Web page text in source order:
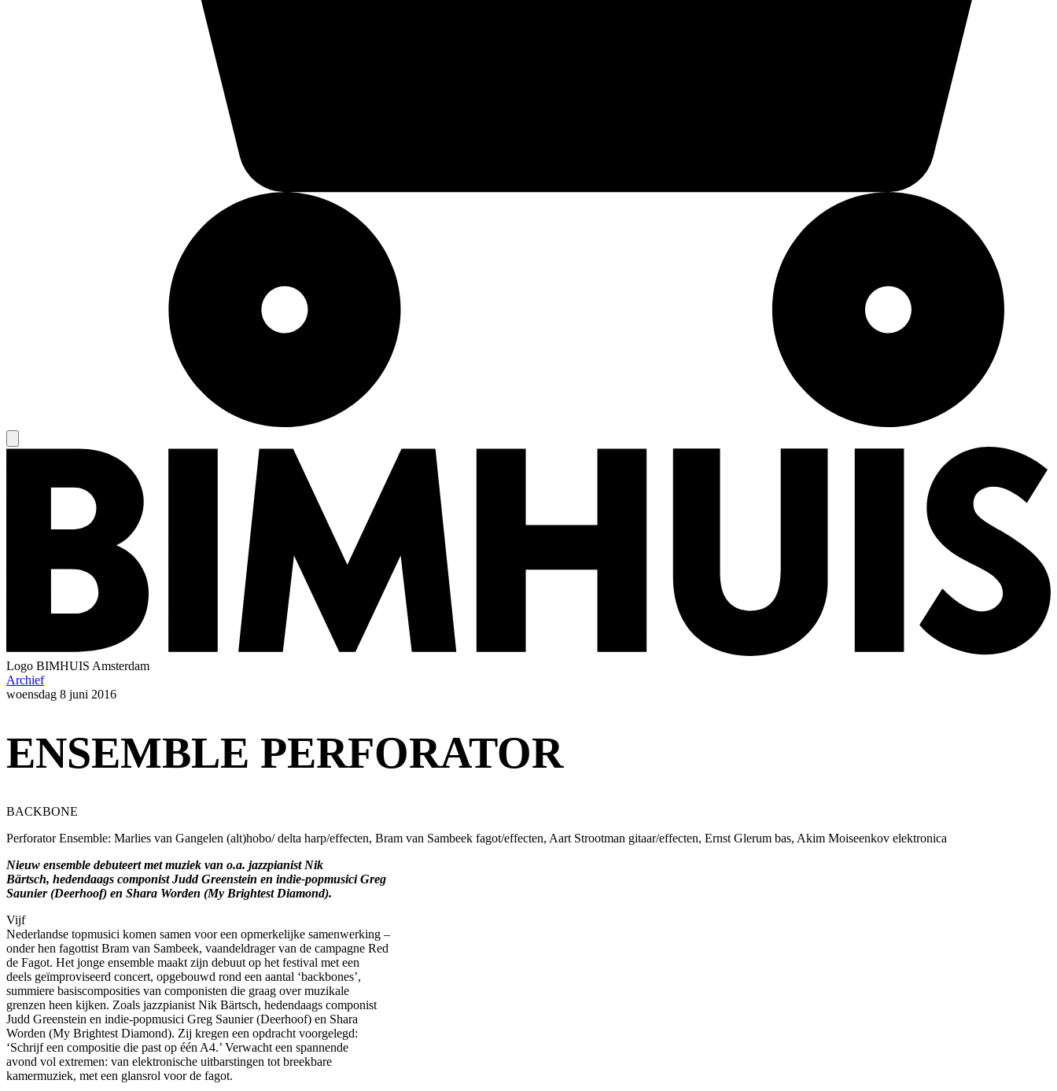
Logo BIMHUIS Amsterdam
Archief
woensdag 8 juni 2016
ENSEMBLE PERFORATOR
BACKBONE
Perforator Ensemble: Marlies van Gangelen (alt)hobo/ delta harp/effecten, Bram van Sambeek fagot/effecten, Aart Strootman gitaar/effecten, Ernst Glerum bas, Akim Moiseenkov elektronica
Nieuw ensemble debuteert met muziek van o.a. jazzpianist Nik
Bärtsch, hedendaags componist Judd Greenstein en indie-popmusici Greg
Saunier (Deerhoof) en Shara Worden (My Brightest Diamond).
Vijf
Nederlandse topmusici komen samen voor een opmerkelijke samenwerking –
onder hen fagottist Bram van Sambeek, vaandeldrager van de campagne Red
de Fagot. Het jonge ensemble maakt zijn debuut op het festival met een
deels geïmproviseerd concert, opgebouwd rond een aantal ‘backbones’,
summiere basiscomposities van componisten die graag over muzikale
grenzen heen kijken. Zoals jazzpianist Nik Bärtsch, hedendaags componist
Judd Greenstein en indie-popmusici Greg Saunier (Deerhoof) en Shara
Worden (My Brightest Diamond). Zij kregen een opdracht voorgelegd:
‘Schrijf een compositie die past op één A4.’ Verwacht een spannende
avond vol extremen: van elektronische uitbarstingen tot breekbare
kamermuziek, met een glansrol voor de fagot.